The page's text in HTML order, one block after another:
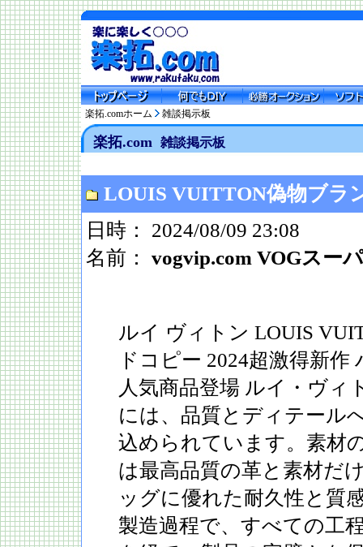
楽拓.comホーム 雑談掲示板
楽拓.com 雑談掲示板
LOUIS VUITTON偽物ブラ
日時： 2024/08/09 23:08
名前： vogvip.com VOGスー
ルイ ヴィトン LOUIS
ドコピー 2024超激得新
人気商品登場 ルイ・ヴィ
には、品質とディテール
込められています。素材
は最高品質の革と素材だ
ッグに優れた耐久性と質
製造過程で、すべての工